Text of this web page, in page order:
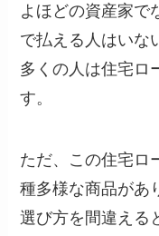
よほどの資産家で
で払える人はいな
多くの人は住宅ロ
す。
ただ、この住宅ロ
種多様な商品があ
選び方を間違える